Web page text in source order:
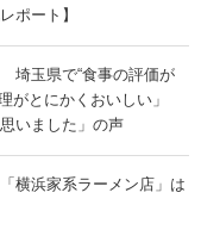
ポート】
埼玉県で“食事の評価が
がとにかくおいしい」
いました」の声
横浜家系ラーメン店」は